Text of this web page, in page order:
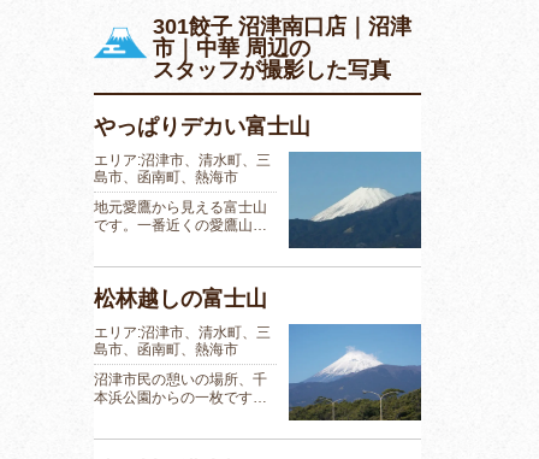
301餃子 沼津南口店｜沼津
市｜中華 周辺の
スタッフが撮影した写真
やっぱりデカい富士山
エリア:沼津市、清水町、三
島市、函南町、熱海市
地元愛鷹から見える富士山
です。一番近くの愛鷹山…
松林越しの富士山
エリア:沼津市、清水町、三
島市、函南町、熱海市
沼津市民の憩いの場所、千
本浜公園からの一枚です…